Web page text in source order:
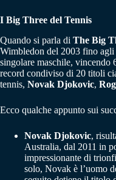
I Big Three del Tennis
Quando si parla di The Big
Wimbledon del 2003 fino
singolare maschile, vincendo
record condiviso di 20 titoli
tennis, Novak Djokovic,
Ecco qualche appunto sui
Novak Djokovic,
Australia, dal 2011 in
impressionante di
solo, Novak è l’uomo